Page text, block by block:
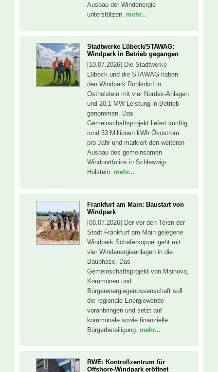
Ausbau der Windenergie
unterstützen. mehr...
Stadtwerke Lübeck/STAWAG:
Windpark in Betrieb gegangen
[10.07.2026] Die Stadtwerke
Lübeck und die STAWAG haben
den Windpark Rohlsdorf in
Ostholstein mit vier Nordex-Anlagen
und 20,1 MW Leistung in Betrieb
genommen. Das
Gemeinschaftsprojekt liefert künftig
rund 53 Millionen kWh Ökostrom
pro Jahr und markiert den weiteren
Ausbau des gemeinsamen
Windportfolios in Schleswig-
Holstein. mehr...
Frankfurt am Main: Baustart von
Windpark
[08.07.2026] Der vor den Toren der
Stadt Frankfurt am Main gelegene
Windpark Schäferköppel geht mit
vier Windenergieanlagen in die
Bauphase. Das
Gemeinschaftsprojekt von Mainova,
Kommunen und
Bürgerenergiegenossenschaft soll
die regionale Energiewende
voranbringen und setzt auf
kommunale sowie finanzielle
Bürgerbeteiligung. mehr...
RWE: Kontrollzentrum für
Offshore-Windpark eröffnet